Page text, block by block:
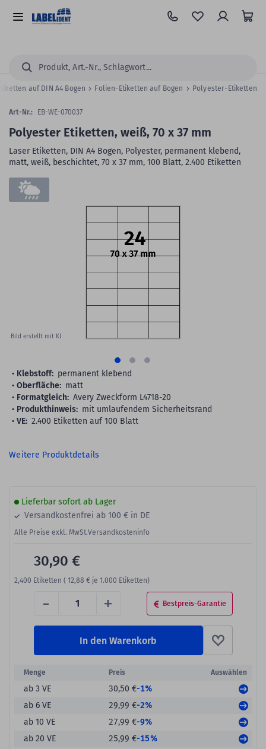
Hauptinhalt
springen
Alle
Suchen...
auf DIN A4 Bogen Folien-Etiketten auf Bogen Polyester-Etiketten
Zum
Ende
der
Bild erstellt mit KI
Skip
the
Polyester Etiketten, weiß, 70 x 37 mm
Laser Etiketten, DIN A4 Bogen, Polyester, permanent klebend,
matt, weiß, beschichtet, 70 x 37 mm, 100 Blatt, 2.400 Etiketten
Art-Nr.: EB-WE-070037
Klebstoff: permanent klebend
Oberfläche: matt
Formatgleich: Avery Zweckform L4718-20
Produkthinweis: mit umlaufendem Sicherheitsrand
VE: 2.400 Etiketten auf 100 Blatt
Weitere Produktdetails
Lieferbar sofort ab Lager
Versandkostenfrei ab 100 € in DE
Alle Preise exkl. MwSt.Versandkosteninfo
- + Bestpreis-Garantie
30,90 €
2,400 Etiketten ( 12,88 € je 1.000 Etiketten)
In den Warenkorb
Menge Preis Auswählen
ab 3 VE 30,50 €-1%
ab 6 VE
29,99 €-2%
ab 10 VE
27,99 €-9%
ab 20 VE
25,99 €-15%